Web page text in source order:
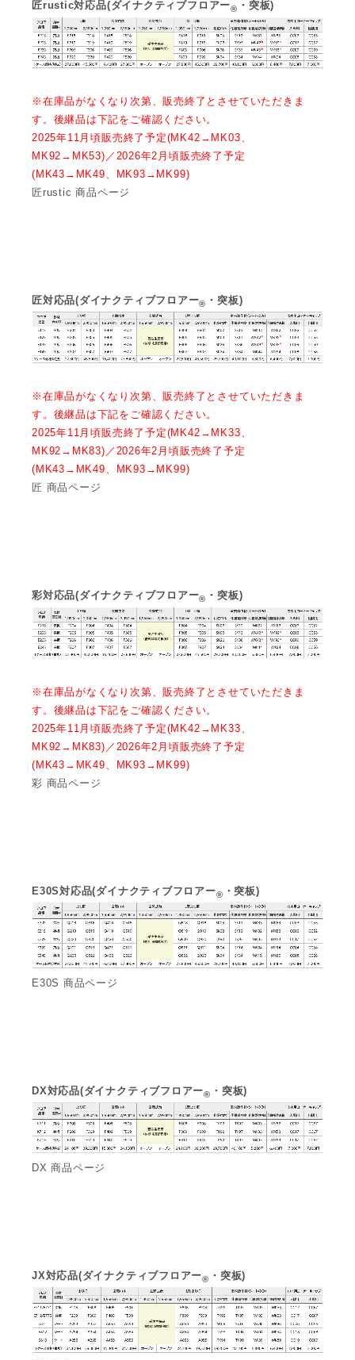
匠rustic対応品(ダイナクティブフロアー® ・突板)
※在庫品がなくなり次第、販売終了とさせていただきま
す。後継品は下記をご確認ください。
2025年11月頃販売終了予定(MK42→MK03、
MK92→MK53)／2026年2月頃販売終了予定
(MK43→MK49、MK93→MK99)
匠rustic 商品ページ
匠対応品(ダイナクティブフロアー® ・突板)
※在庫品がなくなり次第、販売終了とさせていただきま
す。後継品は下記をご確認ください。
2025年11月頃販売終了予定(MK42→MK33、
MK92→MK83)／2026年2月頃販売終了予定
(MK43→MK49、MK93→MK99)
匠 商品ページ
彩対応品(ダイナクティブフロアー® ・突板)
※在庫品がなくなり次第、販売終了とさせていただきま
す。後継品は下記をご確認ください。
2025年11月頃販売終了予定(MK42→MK33、
MK92→MK83)／2026年2月頃販売終了予定
(MK43→MK49、MK93→MK99)
彩 商品ページ
E30S対応品(ダイナクティブフロアー® ・突板)
E30S 商品ページ
DX対応品(ダイナクティブフロアー® ・突板)
DX 商品ページ
JX対応品(ダイナクティブフロアー® ・突板)